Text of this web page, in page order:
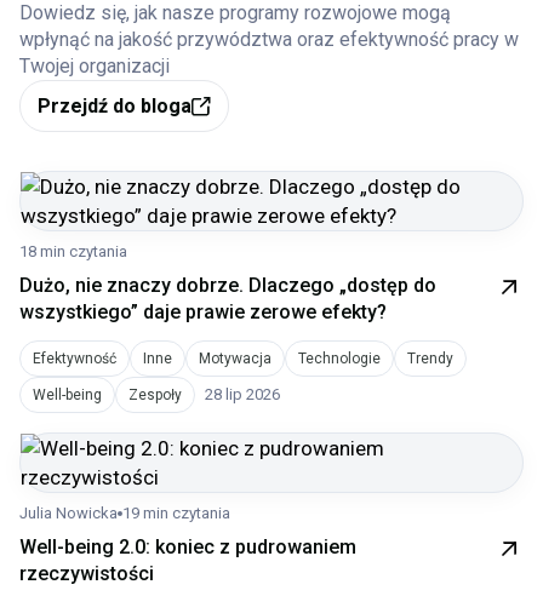
Dowiedz się, jak nasze programy rozwojowe mogą
wpłynąć na jakość przywództwa oraz efektywność pracy w
Twojej organizacji
Przejdź do bloga
18 min czytania
Dużo, nie znaczy dobrze. Dlaczego „dostęp do
wszystkiego” daje prawie zerowe efekty?
Efektywność Inne Motywacja Technologie Trendy
Well-being Zespoły 28 lip 2026
Julia Nowicka 19 min czytania
Well-being 2.0: koniec z pudrowaniem
rzeczywistości